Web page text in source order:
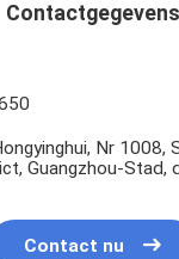
Contactgegevens
Nr 1008,
Guangzhou-Stad,
Contact nu